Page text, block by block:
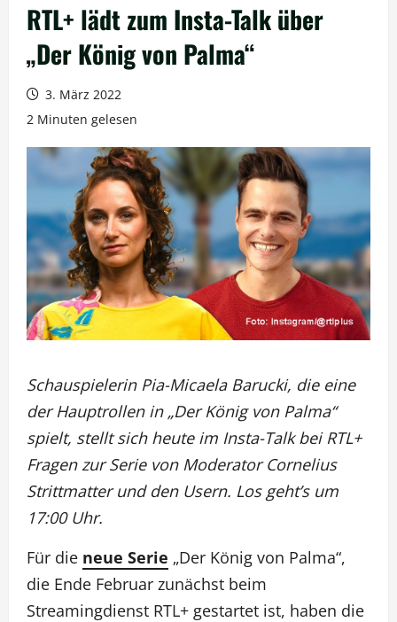
RTL+ lädt zum Insta-Talk über
„Der König von Palma“
3. März 2022
2 Minuten gelesen
Schauspielerin Pia-Micaela Barucki, die eine
der Hauptrollen in „Der König von Palma“
spielt, stellt sich heute im Insta-Talk bei RTL+
Fragen zur Serie von Moderator Cornelius
Strittmatter und den Usern. Los geht’s um
17:00 Uhr.
Für die neue Serie „Der König von Palma“,
die Ende Februar zunächst beim
Streamingdienst RTL+ gestartet ist, haben die